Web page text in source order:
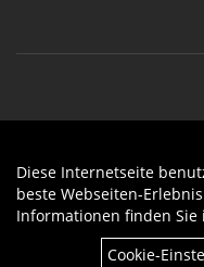
Diese Internetseite
beste Webseiten-
Informationen finden Sie
Cookie-